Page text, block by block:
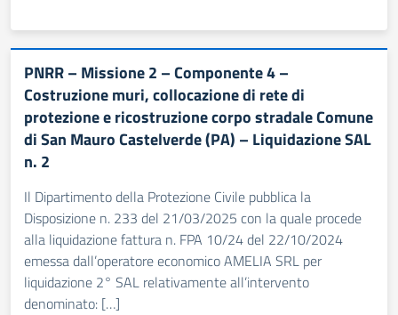
PNRR – Missione 2 – Componente 4 –
Costruzione muri, collocazione di rete di
protezione e ricostruzione corpo stradale Comune
di San Mauro Castelverde (PA) – Liquidazione SAL
n. 2
Il Dipartimento della Protezione Civile pubblica la
Disposizione n. 233 del 21/03/2025 con la quale procede
alla liquidazione fattura n. FPA 10/24 del 22/10/2024
emessa dall’operatore economico AMELIA SRL per
liquidazione 2° SAL relativamente all’intervento
denominato: […]